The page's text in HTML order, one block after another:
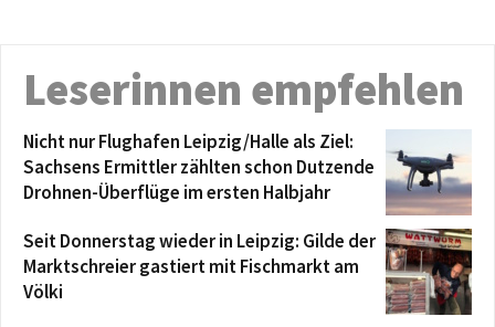
Leserinnen empfehlen
Nicht nur Flughafen Leipzig/Halle als Ziel:
Sachsens Ermittler zählten schon Dutzende
Drohnen-Überflüge im ersten Halbjahr
Seit Donnerstag wieder in Leipzig: Gilde der
Marktschreier gastiert mit Fischmarkt am
Völki